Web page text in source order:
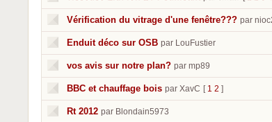
Vérification du vitrage d'une fenêtre??? par
Enduit déco sur OSB par LouFustier
vos avis sur notre plan? par mp89
BBC et chauffage bois par XavC [ 1 2 ]
Rt 2012 par Blondain5973